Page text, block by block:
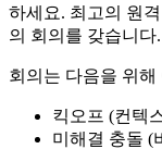
하세요. 최고의 원
의 회의를 갖습니다.
회의는 다음을 위해
킥오프 (컨텍
미해결 충돌 (